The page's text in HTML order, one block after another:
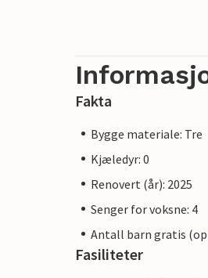
Fakta
Bygge materiale: Tre
Kjæledyr: 0
Renovert (år): 2025
Senger for voksne: 4
Antall barn gratis
Fasiliteter